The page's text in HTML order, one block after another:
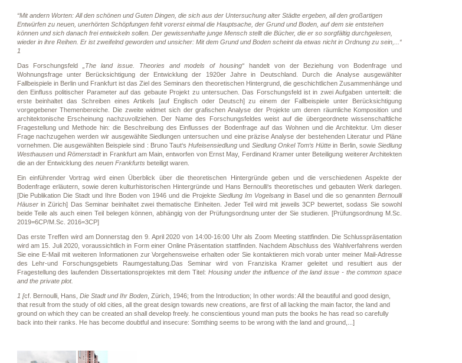
“Mit andern Worten: All den schönen und Guten Dingen, die sich aus der Untersuchung alter Städte ergeben, all den großartigen
Entwürfen zu neuen, unerhörten Schöpfungen fehlt vorerst einmal die Hauptsache, der Grund und Boden, auf dem sie entstehen
können und sich danach frei entwickeln sollen. Der gewissenhafte junge Mensch stellt die Bücher, die er so sorgfältig durchgelesen,
wieder in ihre Reihen. Er ist zweifelnd geworden und unsicher: Mit dem Grund und Boden scheint da etwas nicht in Ordnung zu sein,...“
1
Das Forschungsfeld „The land issue. Theories and models of housing“ handelt von der Beziehung von Bodenfrage und
Wohnungsfrage unter Berücksichtigung der Entwicklung der 1920er Jahre in Deutschland. Durch die Analyse ausgewählter
Fallbeispiele in Berlin und Frankfurt ist das Ziel des Seminars den theoretischen Hintergrund, die geschichtlichen Zusammenhänge und
den Einfluss politischer Parameter auf das gebaute Projekt zu untersuchen. Das Forschungsfeld ist in zwei Aufgaben unterteilt: die
erste beinhaltet das Schreiben eines Artikels [auf Englisch oder Deutsch] zu einem der Fallbeispiele unter Berücksichtigung
vorgegebener Themenbereiche. Die zweite widmet sich der grafischen Analyse der Projekte um deren räumliche Komposition und
architektonische Erscheinung nachzuvollziehen. Der Name des Forschungsfeldes weist auf die übergeordnete wissenschaftliche
Fragestellung und Methode hin: die Beschreibung des Einflusses der Bodenfrage auf das Wohnen und die Architektur. Um dieser
Frage nachzugehen werden wir ausgewählte Siedlungen untersuchen und eine präzise Analyse der bestehenden Literatur und Pläne
vornehmen. Die ausgewählten Beispiele sind : Bruno Taut‘sHufeisensiedlung und Siedlung Onkel Tom‘s Hütte in Berlin, sowieSiedlung
WesthausenundRömerstadtin Frankfurt am Main, entworfen von Ernst May, Ferdinand Kramer unter Beteiligung weiterer Architekten
die an der Entwicklung des neuen Frankfurts beteiligt waren.
Ein einführender Vortrag wird einen Überblick über die theoretischen Hintergründe geben und die verschiedenen Aspekte der
Bodenfrage erläutern, sowie deren kulturhistorischen Hintergründe und Hans Bernoulli‘s theoretisches und gebauten Werk darlegen.
[Die Publikation Die Stadt und Ihre Boden von 1946 und die Projekte Siedlung Im Vogelsang in Basel und die so genanntenBernoulli
Häuserin Zürich] Das Seminar beinhaltet zwei thematische Einheiten. Jeder Teil wird mit jeweils 3CP bewertet, sodass Sie sowohl
beide Teile als auch einen Teil belegen können, abhängig von der Prüfungsordnung unter der Sie studieren. [Prüfungsordnung M.Sc.
2019=6CP/M.Sc. 2016=3CP]
Das erste Treffen wird am Donnerstag den 9. April 2020 von 14:00-16:00 Uhr als Zoom Meeting stattfinden. Die Schlusspräsentation
wird am 15. Juli 2020, voraussichtlich in Form einer Online Präsentation stattfinden. Nachdem Abschluss des Wahlverfahrens werden
Sie eine E-Mail mit weiteren Informationen zur Vorgehensweise erhalten oder Sie kontaktieren mich vorab unter meiner Mail-Adresse
des Lehr-und Forschungsgebiets Raumgestaltung.Das Seminar wird von Franziska Kramer geleitet und resultiert aus der
Fragestellung des laufenden Dissertationsprojektes mit dem Titel: Housing under the influence of the land issue - the common space
and the private plot.
1 [cf. Bernoulli, Hans, Die Stadt und Ihr Boden, Zürich, 1946; from the Introduction; In other words: All the beautiful and good design,
that result from the study of old cities, all the great design towards new creations, are first of all lacking the main factor, the land and
ground on which they can be created an shall develop freely. he conscientious yound man puts the books he has read so carefully
back into their ranks. He has become doubtful and insecure: Somthing seems to be wrong with the land and ground,...]